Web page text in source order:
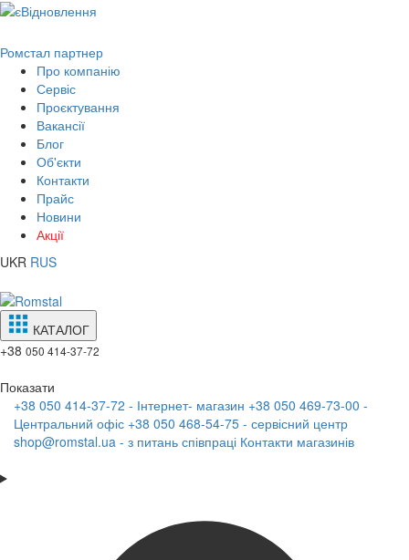
Ромстал партнер
Про компанію
Сервіс
Проєктування
Вакансії
Блог
Об'єкти
Контакти
Прайс
Новини
Акції
UKR RUS
КАТАЛОГ
+38 050 414-37-72
Показати
+38 050 414-37-72 - Інтернет- магазин +38 050 469-73-00 -
Центральний офіс +38 050 468-54-75 - сервісний центр
shop@romstal.ua - з питань співпраці Контакти магазинів